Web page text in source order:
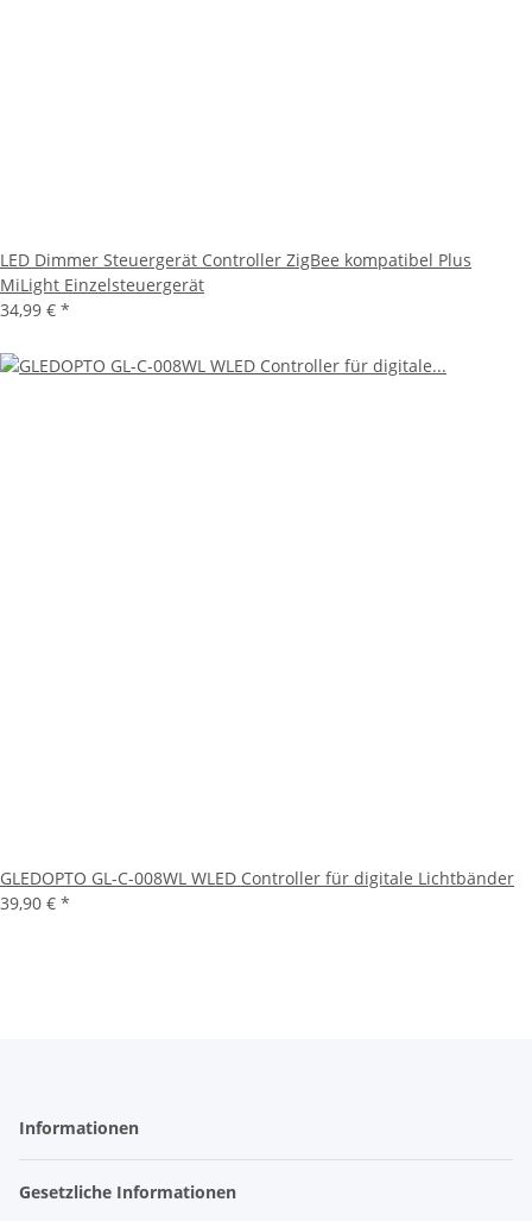
LED Dimmer Steuergerät Controller ZigBee kompatibel Plus
MiLight Einzelsteuergerät
34,99 € *
GLEDOPTO GL-C-008WL WLED Controller für digitale Lichtbänder
39,90 € *
Informationen
Gesetzliche Informationen